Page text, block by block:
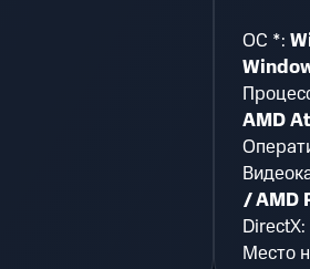
ОС *:
AMD
/ AMD
DirectX:
Место